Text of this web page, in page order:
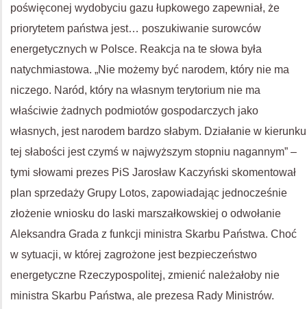
poświęconej wydobyciu gazu łupkowego zapewniał, że
priorytetem państwa jest… poszukiwanie surowców
energetycznych w Polsce. Reakcja na te słowa była
natychmiastowa. „Nie możemy być narodem, który nie ma
niczego. Naród, który na własnym terytorium nie ma
właściwie żadnych podmiotów gospodarczych jako
własnych, jest narodem bardzo słabym. Działanie w kierunku
tej słabości jest czymś w najwyższym stopniu nagannym” –
tymi słowami prezes PiS Jarosław Kaczyński skomentował
plan sprzedaży Grupy Lotos, zapowiadając jednocześnie
złożenie wniosku do laski marszałkowskiej o odwołanie
Aleksandra Grada z funkcji ministra Skarbu Państwa. Choć
w sytuacji, w której zagrożone jest bezpieczeństwo
energetyczne Rzeczypospolitej, zmienić należałoby nie
ministra Skarbu Państwa, ale prezesa Rady Ministrów.